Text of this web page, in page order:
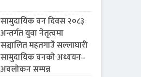
सामुदायिक वन दिवस २०८३
अन्तर्गत युवा नेतृत्वमा
सञ्चालित महतगाउँ सल्लाघारी
सामुदायिक वनको अध्ययन–
अवलोकन सम्पन्न